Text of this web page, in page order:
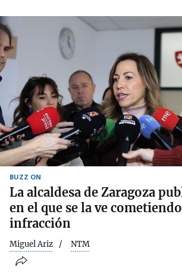
BUZZ ON
La alcaldesa de Zaragoza
en el que se la ve
infracción
Miguel Ariz NTM